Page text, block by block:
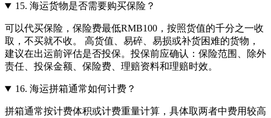
15. 海运货物是否需要购买保险？
可以代买保险，保险费最低RMB100，按照货值的千分之一收
取，不买就不收。 高货值、易碎、易损或补货困难的货物，
建议在出运前评估是否投保。投保前应确认：保险范围、除外
责任、投保金额、保险费、理赔资料和理赔时效。
16. 海运拼箱通常如何计费？
拼箱通常按计费体积或计费重量计算，具体取两者中费用较高